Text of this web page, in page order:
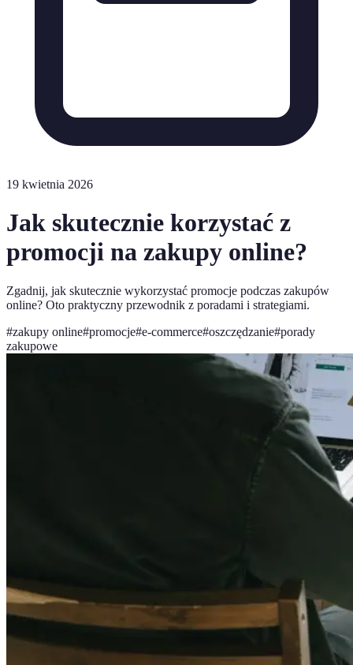
19 kwietnia 2026
Jak skutecznie korzystać z
promocji na zakupy online?
Zgadnij, jak skutecznie wykorzystać promocje podczas zakupów
online? Oto praktyczny przewodnik z poradami i strategiami.
#zakupy online#promocje#e-commerce#oszczędzanie#porady
zakupowe